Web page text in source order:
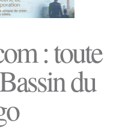
: toute
du